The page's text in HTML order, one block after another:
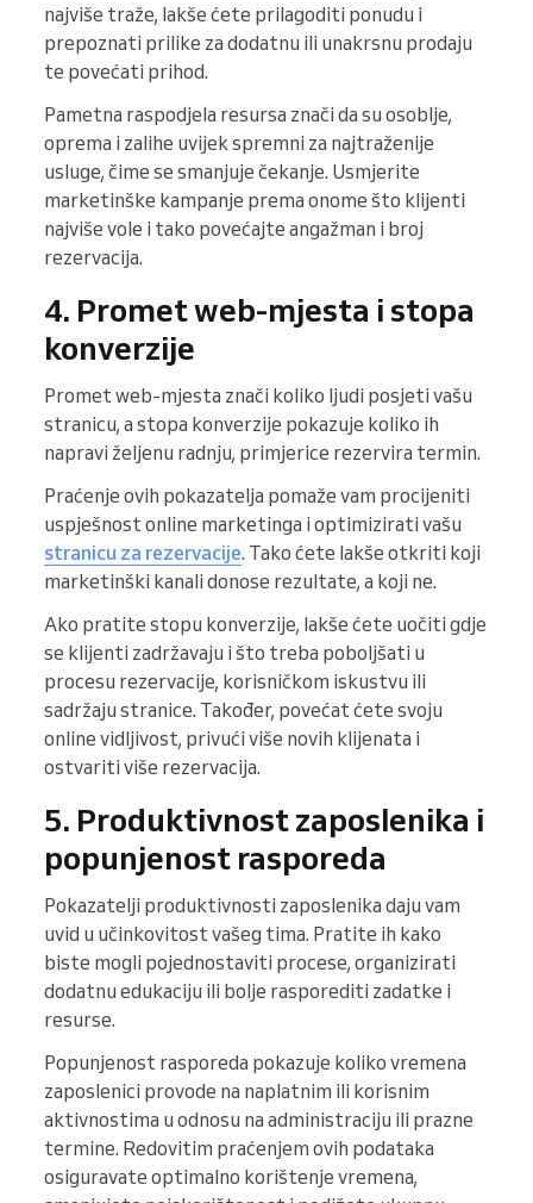
najviše traže, lakše ćete prilagoditi ponudu i
prepoznati prilike za dodatnu ili unakrsnu prodaju
te povećati prihod.
Pametna raspodjela resursa znači da su osoblje,
oprema i zalihe uvijek spremni za najtraženije
usluge, čime se smanjuje čekanje. Usmjerite
marketinške kampanje prema onome što klijenti
najviše vole i tako povećajte angažman i broj
rezervacija.
4. Promet web-mjesta i stopa
konverzije
Promet web-mjesta znači koliko ljudi posjeti vašu
stranicu, a stopa konverzije pokazuje koliko ih
napravi željenu radnju, primjerice rezervira termin.
Praćenje ovih pokazatelja pomaže vam procijeniti
uspješnost online marketinga i optimizirati vašu
stranicu za rezervacije. Tako ćete lakše otkriti koji
marketinški kanali donose rezultate, a koji ne.
Ako pratite stopu konverzije, lakše ćete uočiti gdje
se klijenti zadržavaju i što treba poboljšati u
procesu rezervacije, korisničkom iskustvu ili
sadržaju stranice. Također, povećat ćete svoju
online vidljivost, privući više novih klijenata i
ostvariti više rezervacija.
5. Produktivnost zaposlenika i
popunjenost rasporeda
Pokazatelji produktivnosti zaposlenika daju vam
uvid u učinkovitost vašeg tima. Pratite ih kako
biste mogli pojednostaviti procese, organizirati
dodatnu edukaciju ili bolje rasporediti zadatke i
resurse.
Popunjenost rasporeda pokazuje koliko vremena
zaposlenici provode na naplatnim ili korisnim
aktivnostima u odnosu na administraciju ili prazne
termine. Redovitim praćenjem ovih podataka
osiguravate optimalno korištenje vremena,